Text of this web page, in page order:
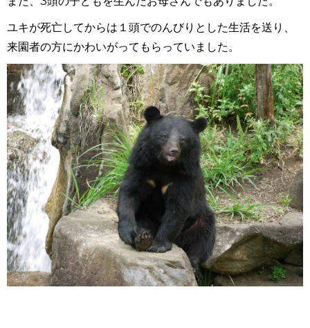
ユキが死亡してからは１頭でのんびりとした生活を送り、
来園者の方にかわいがってもらっていました。